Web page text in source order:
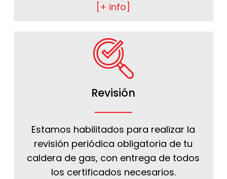
[+ info]
Revisión
Estamos habilitados para realizar la
revisión periódica obligatoria de tu
caldera de gas, con entrega de todos
los certificados necesarios.